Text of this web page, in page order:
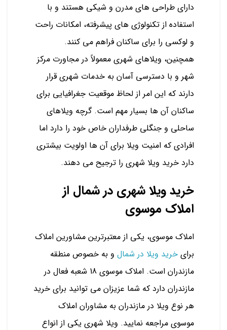
دارای طراحی‌ های مدرن و شیکی هستند و با
استفاده از تکنولوژی‌ های پیشرفته، امکانات راحت
و لوکسی را برای ساکنان فراهم می‌ کنند.
همچنین، ویلاهای شهری معمولاً در مجاورت مرکز
شهر و با دسترسی آسان به خدمات شهری قرار
دارند که این امر از لحاظ موقعیت جغرافیایی برای
ساکنان آن ها بسیار مهم است. گرچه ویلاهای
ساحلی و جنگلی طرفداران خاص خود را دارد اما
افرادی که امنیت ویلا برای آن ها اولویت بیشتری
دارد خرید ویلا شهری را ترجیح می دهند.
خرید ویلا شهری در شمال از
املاک موسوی
املاک موسوی، یکی از معتبرترین مشاورین املاک
برای خرید ویلا در شمال و به خصوص منطقه
مازندران است. املاک موسوی 18 شعبه فعال در
مازندران دارد که شما عزیزان می توانید برای خرید
هر نوع ویلا در مازندران به مشاوران املاک
موسوی مراجعه نمایید. ویلا شهری یکی از انواع